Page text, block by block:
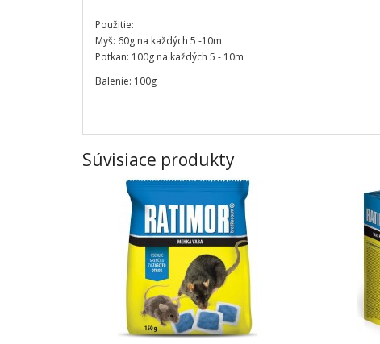
Použitie:
Myš: 60g na každých 5 -10m
Potkan: 100g na každých 5 - 10m
Balenie: 100g
Súvisiace produkty